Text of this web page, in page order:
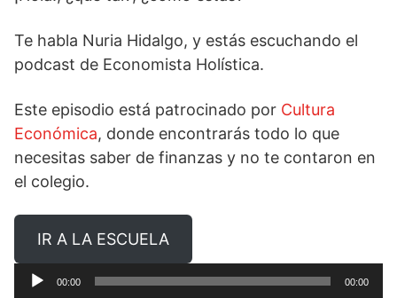
Te habla Nuria Hidalgo, y estás escuchando el
podcast de Economista Holística.
Este episodio está patrocinado por Cultura
Económica, donde encontrarás todo lo que
necesitas saber de finanzas y no te contaron en
el colegio.
IR A LA ESCUELA
Reproductor
00:00 00:00